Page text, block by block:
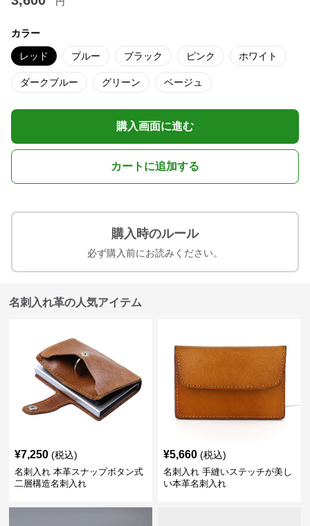
カラー
レッド ブルー ブラック ピンク ホワイト
ダークブルー グリーン ベージュ
購入画面に進む
カートに追加する
購入時のルール
必ず購入前にお読みください。
名刺入れ革の人気アイテム
¥7,250 (税込)
名刺入れ 本革スナップボタン式
二層構造名刺入れ
¥5,660 (税込)
名刺入れ 手縫いステッチが美し
い本革名刺入れ